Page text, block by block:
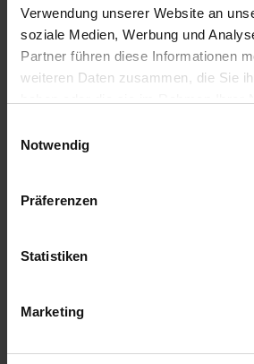
Verwendung unserer Website an
soziale Medien, Werbung und
Partner führen diese Informationen
weiteren Daten zusammen, die Sie
Notwendig
Präferenzen
Statistiken
Marketing
Angebote auf
Prospekt FahrradParken
Ladestationen in